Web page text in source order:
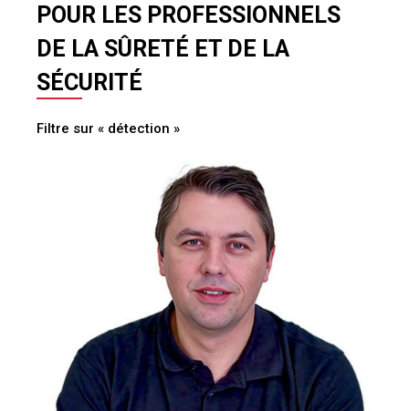
POUR LES PROFESSIONNELS
DE LA SÛRETÉ ET DE LA
SÉCURITÉ
Filtre sur « détection »